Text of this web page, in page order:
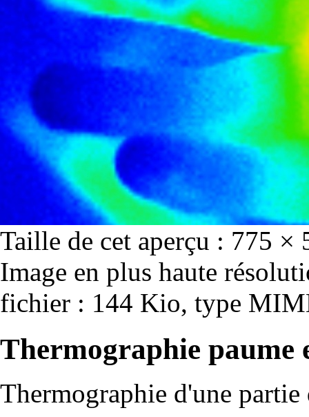
Taille de cet aperçu : 775 ×
Image en plus haute
fichier : 144 Kio, type
Thermographie paume
Thermographie d'une